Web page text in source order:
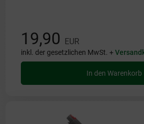
19,90 EUR
inkl. der gesetzlichen MwSt. +
In den Warenkorb